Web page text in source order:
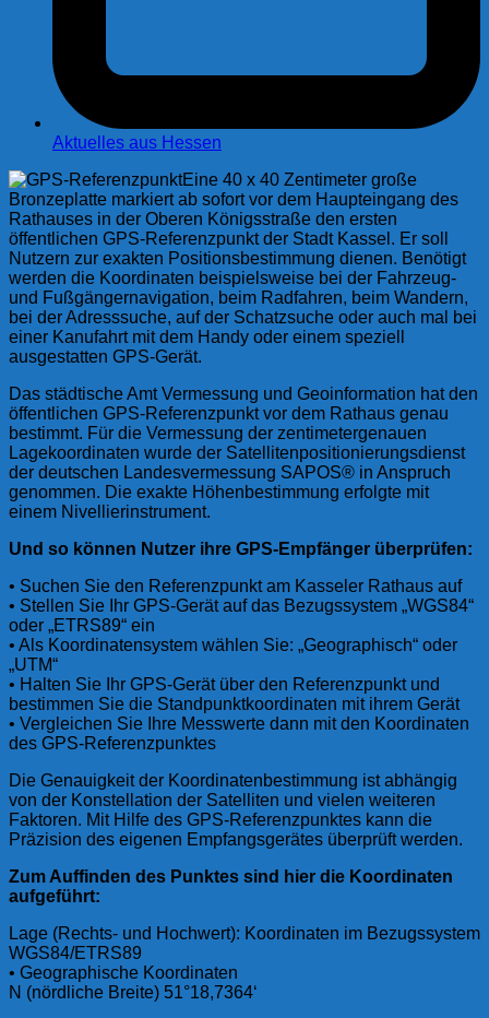
Aktuelles aus Hessen
Eine 40 x 40 Zentimeter große
Bronzeplatte markiert ab sofort vor dem Haupteingang des
Rathauses in der Oberen Königsstraße den ersten
öffentlichen GPS-Referenzpunkt der Stadt Kassel. Er soll
Nutzern zur exakten Positionsbestimmung dienen. Benötigt
werden die Koordinaten beispielsweise bei der Fahrzeug-
und Fußgängernavigation, beim Radfahren, beim Wandern,
bei der Adresssuche, auf der Schatzsuche oder auch mal bei
einer Kanufahrt mit dem Handy oder einem speziell
ausgestatten GPS-Gerät.
Das städtische Amt Vermessung und Geoinformation hat den
öffentlichen GPS-Referenzpunkt vor dem Rathaus genau
bestimmt. Für die Vermessung der zentimetergenauen
Lagekoordinaten wurde der Satellitenpositionierungsdienst
der deutschen Landesvermessung SAPOS® in Anspruch
genommen. Die exakte Höhenbestimmung erfolgte mit
einem Nivellierinstrument.
Und so können Nutzer ihre GPS-Empfänger überprüfen:
• Suchen Sie den Referenzpunkt am Kasseler Rathaus auf
• Stellen Sie Ihr GPS-Gerät auf das Bezugssystem „WGS84“
oder „ETRS89“ ein
• Als Koordinatensystem wählen Sie: „Geographisch“ oder
„UTM“
• Halten Sie Ihr GPS-Gerät über den Referenzpunkt und
bestimmen Sie die Standpunktkoordinaten mit ihrem Gerät
• Vergleichen Sie Ihre Messwerte dann mit den Koordinaten
des GPS-Referenzpunktes
Die Genauigkeit der Koordinatenbestimmung ist abhängig
von der Konstellation der Satelliten und vielen weiteren
Faktoren. Mit Hilfe des GPS-Referenzpunktes kann die
Präzision des eigenen Empfangsgerätes überprüft werden.
Zum Auffinden des Punktes sind hier die Koordinaten
aufgeführt:
Lage (Rechts- und Hochwert): Koordinaten im Bezugssystem
WGS84/ETRS89
• Geographische Koordinaten
N (nördliche Breite) 51°18,7364‘